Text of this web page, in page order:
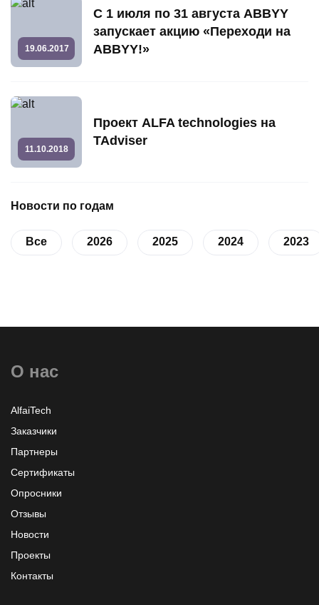
19.06.2017
С 1 июля по 31 августа ABBYY
запускает акцию «Переходи на
ABBYY!»
11.10.2018
Проект ALFA technologies на
TAdviser
Новости по годам
Все 2026 2025 2024 2023
О нас
AlfaiTech
Заказчики
Партнеры
Сертификаты
Опросники
Отзывы
Новости
Проекты
Контакты